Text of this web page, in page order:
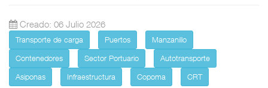
Creado: 06 Julio 2026
Transporte de carga Puertos
Manzanillo
Contenedores
Sector Portuario
Autotransporte
Asiponas
Infraestructura Copoma CRT